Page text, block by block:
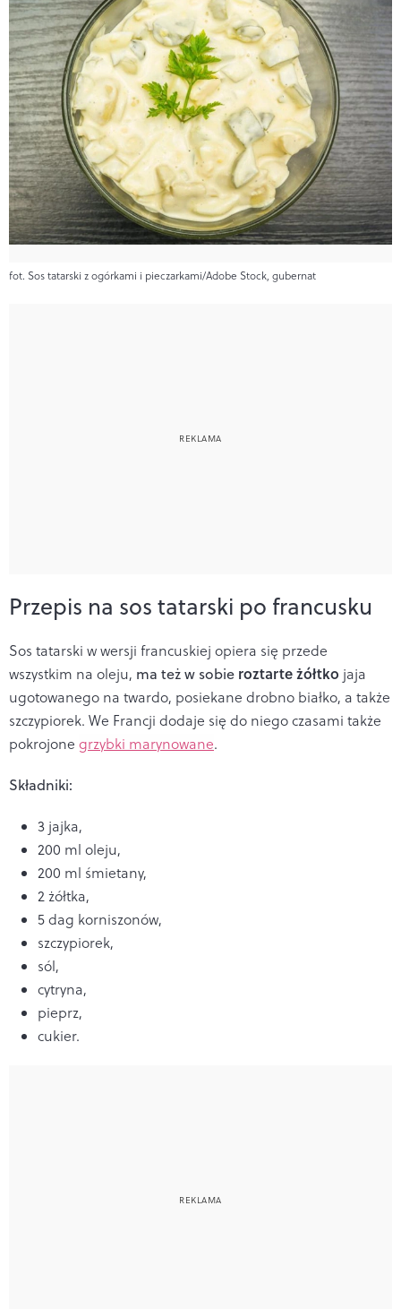
fot. Sos tatarski z ogórkami i pieczarkami/Adobe Stock, gubernat
Przepis na sos tatarski po francusku
Sos tatarski w wersji francuskiej opiera się przede
wszystkim na oleju, ma też w sobie roztarte żółtko jaja
ugotowanego na twardo, posiekane drobno białko, a także
szczypiorek. We Francji dodaje się do niego czasami także
pokrojone grzybki marynowane.
Składniki:
3 jajka,
200 ml oleju,
200 ml śmietany,
2 żółtka,
5 dag korniszonów,
szczypiorek,
sól,
cytryna,
pieprz,
cukier.